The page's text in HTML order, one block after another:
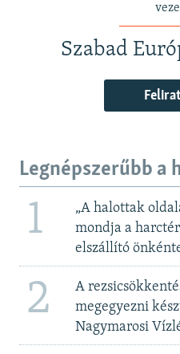
Szabad
Legnépszerűbb a
1
„A halottak
mondja a
elszállító
2
A
megegyezni
Nagymarosi